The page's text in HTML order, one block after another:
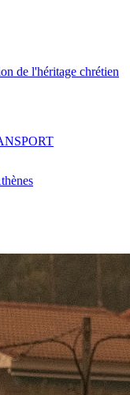
de l'héritage chrétien